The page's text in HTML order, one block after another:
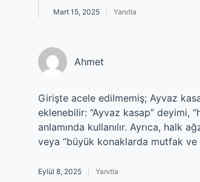
Mart 15, 2025 Yanıtla
Ahmet
Girişte acele edilmemiş; Ayvaz
eklenebilir: “Ayvaz kasap” deyimi,
anlamında kullanılır. Ayrıca, halk
veya “büyük konaklarda mutfak ve
Eylül 8, 2025 Yanıtla